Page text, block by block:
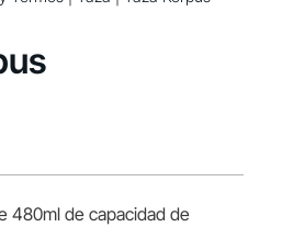
480ml de capacidad de